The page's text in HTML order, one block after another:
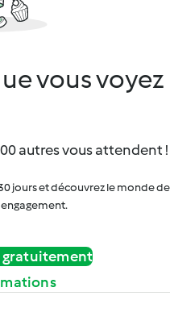
vous voyez
autres vous attendent !
jours et découvrez le monde de
gratuitement